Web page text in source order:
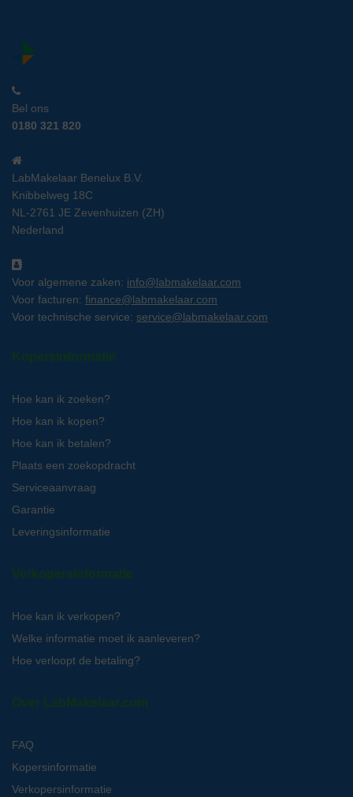
Bel ons
0180 321 820
LabMakelaar Benelux B.V.
Knibbelweg 18C
NL-2761 JE Zevenhuizen (ZH)
Nederland
Voor algemene zaken: info@labmakelaar.com
Voor facturen: finance@labmakelaar.com
Voor technische service: service@labmakelaar.com
Kopersinformatie
Hoe kan ik zoeken?
Hoe kan ik kopen?
Hoe kan ik betalen?
Plaats een zoekopdracht
Serviceaanvraag
Garantie
Leveringsinformatie
Verkopersinformatie
Hoe kan ik verkopen?
Welke informatie moet ik aanleveren?
Hoe verloopt de betaling?
Over LabMakelaar.com
FAQ
Kopersinformatie
Verkopersinformatie